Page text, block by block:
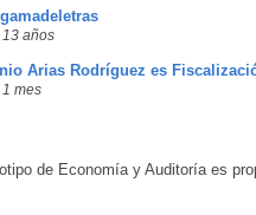
años
Arias Rodríguez es
mes
de Economía y Auditoría es